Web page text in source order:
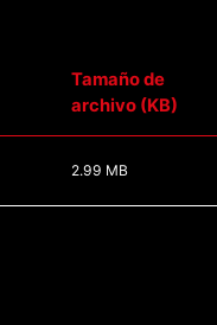
Tamaño de
archivo (KB)
2.99 MB